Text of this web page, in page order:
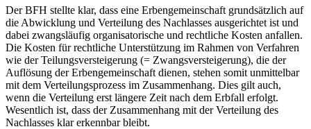
Der BFH stellte klar, dass eine Erbengemeinschaft grundsätzlich auf
die Abwicklung und Verteilung des Nachlasses ausgerichtet ist und
dabei zwangsläufig organisatorische und rechtliche Kosten anfallen.
Die Kosten für rechtliche Unterstützung im Rahmen von Verfahren
wie der Teilungsversteigerung (= Zwangsversteigerung), die der
Auflösung der Erbengemeinschaft dienen, stehen somit unmittelbar
mit dem Verteilungsprozess im Zusammenhang. Dies gilt auch,
wenn die Verteilung erst längere Zeit nach dem Erbfall erfolgt.
Wesentlich ist, dass der Zusammenhang mit der Verteilung des
Nachlasses klar erkennbar bleibt.